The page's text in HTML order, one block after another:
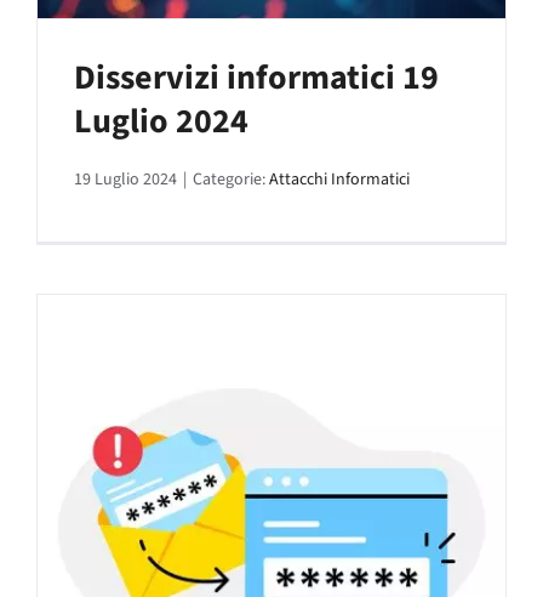
Disservizi informatici 19
Luglio 2024
19 Luglio 2024 | Categorie:Attacchi Informatici